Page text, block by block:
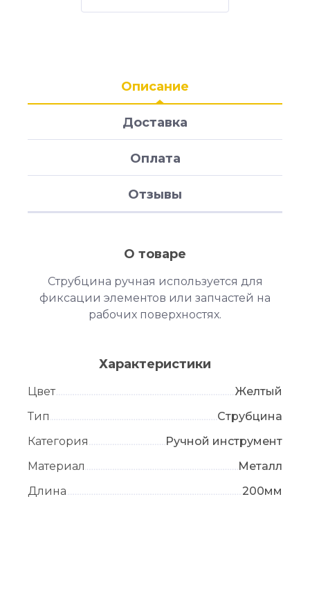
Описание
Доставка
Оплата
Отзывы
О товаре
Струбцина ручная используется для
фиксации элементов или запчастей на
рабочих поверхностях.
Характеристики
Цвет
Желтый
Тип
Струбцина
Категория
Ручной инструмент
Материал
Металл
Длина
200мм